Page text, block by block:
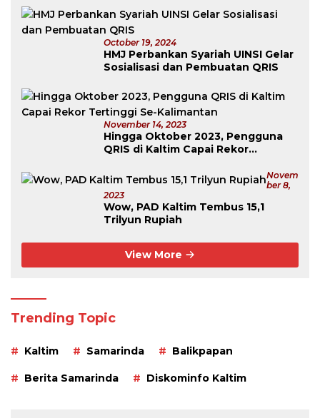
October 19, 2024
HMJ Perbankan Syariah UINSI Gelar
Sosialisasi dan Pembuatan QRIS
November 14, 2023
Hingga Oktober 2023, Pengguna
QRIS di Kaltim Capai Rekor
Novem
Ber 8,
2023
Wow, PAD Kaltim Tembus 15,1
Trilyun Rupiah
View More
Trending Topic
Kaltim Samarinda Balikpapan
Berita Samarinda Diskominfo Kaltim